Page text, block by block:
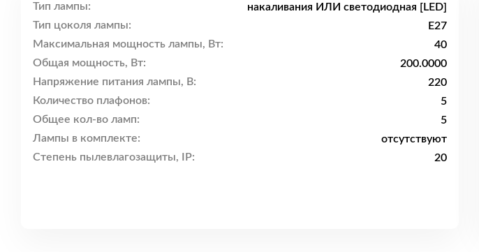
Тип лампы:
накаливания ИЛИ светодиодная [LED]
Тип цоколя лампы:
E27
Максимальная мощность лампы, Вт:
40
Общая мощность, Вт:
200.0000
Напряжение питания лампы, В:
220
Количество плафонов:
5
Общее кол-во ламп:
5
Лампы в комплекте:
отсутствуют
Степень пылевлагозащиты, IP:
20